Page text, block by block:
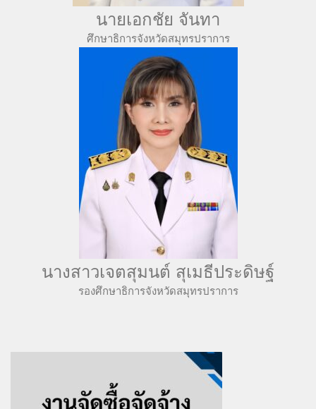
นายเอกชัย จันทา
ศึกษาธิการจังหวัดสมุทรปราการ
นางสาวเจตสุมนต์ สุเมธีประดิษฐ์
รองศึกษาธิการจังหวัดสมุทรปราการ